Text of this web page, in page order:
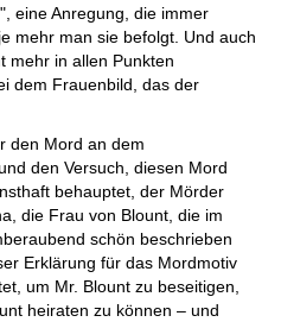
eine Anregung, die immer
mehr man sie befolgt. Und auch
mehr in allen Punkten
dem Frauenbild, das der
den Mord an dem
den Versuch, diesen Mord
behauptet, der Mörder
die Frau von Blount, die im
schön beschrieben
Erklärung für das Mordmotiv
um Mr. Blount zu beseitigen,
heiraten zu können – und